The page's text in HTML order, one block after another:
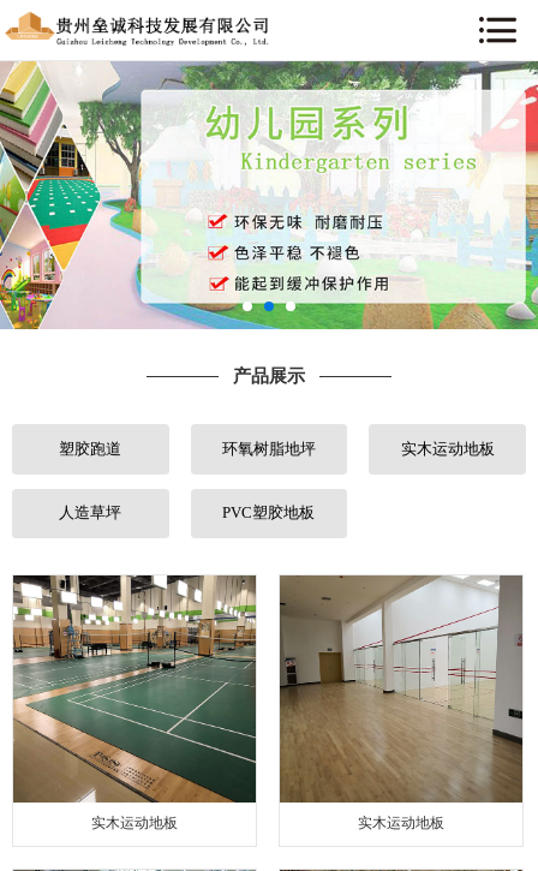
产品展示
塑胶跑道 环氧树脂地坪 实木运动地板
人造草坪 PVC塑胶地板
实木运动地板 实木运动地板
网站首页
关于我们
新闻资讯
产品展示
工程案例
售后服务
联系我们